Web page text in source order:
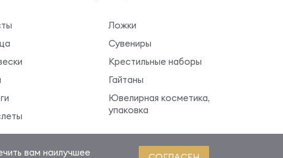
Ложки
Сувениры
Крестильные наборы
Гайтаны
Ювелирная косметика,
упаковка
вам наилучшее